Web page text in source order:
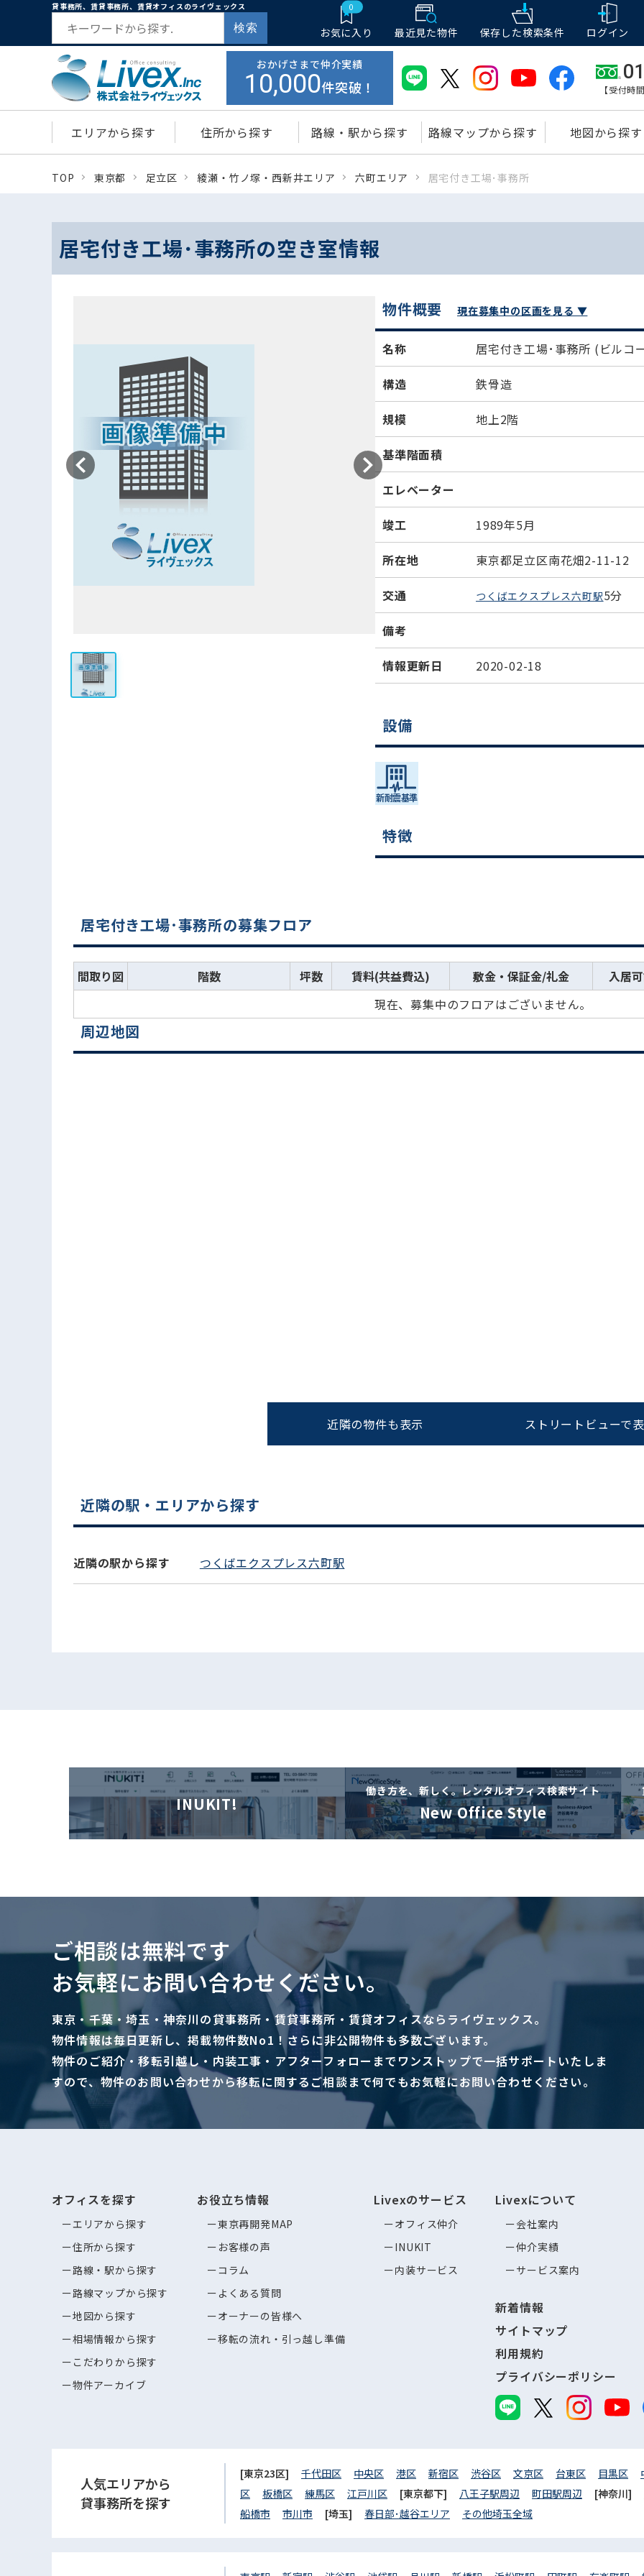
貸事務所、賃貸事務所、賃貸オフィスのライヴェックス
検索
0
お気に入り 最近見た物件 保存した検索条件 ログイン
おかげさまで仲介実績
10,000件突破！ 【受付時
エリアから探す 住所から探す 路線・駅から探す 路線マップから探す 地図から探す
TOP 東京都 足立区 綾瀬・竹ノ塚・西新井エリア 六町エリア 居宅付き工場･事務所
居宅付き工場･事務所の空き室情報
物件概要 現在募集中の区画を見る ▼
名称 居宅付き工場･事務所 (ビルコ
構造 鉄骨造
規模 地上2階
基準階面積
エレベーター
竣工 1989年5月
所在地 東京都足立区南花畑2-11-12
交通 つくばエクスプレス六町駅5分
備考
情報更新日 2020-02-18
設備
特徴
居宅付き工場･事務所の募集フロア
間取り図 階数 坪数 賃料(共益費込) 敷金・保証金/礼金 入居
現在、募集中のフロアはございません。
0120-620-213
平日 9:00〜18:00
周辺地図
近隣の物件も表示 ストリートビューで
近隣の駅・エリアから探す
近隣の駅から探す つくばエクスプレス六町駅
INUKIT!
働き方を、新しく。レンタルオフィス検索サイト
New Office Style
ご相談は無料です
お気軽にお問い合わせください。
東京・千葉・埼玉・神奈川の貸事務所・賃貸事務所・賃貸オフィスならライヴェックス。
物件情報は毎日更新し、掲載物件数No1！さらに非公開物件も多数ございます。
物件のご紹介・移転引越し・内装工事・アフターフォローまでワンストップで一括サポートいたしま
すので、物件のお問い合わせから移転に関するご相談まで何でもお気軽にお問い合わせください。
オフィスを探す
エリアから探す
住所から探す
路線・駅から探す
路線マップから探す
地図から探す
相場情報から探す
こだわりから探す
物件アーカイブ
お役立ち情報
東京再開発MAP
お客様の声
コラム
よくある質問
オーナーの皆様へ
移転の流れ・引っ越し準備
Livexのサービス
オフィス仲介
INUKIT
内装サービス
Livexについて
会社案内
仲介実績
サービス案内
新着情報
サイトマップ
利用規約
プライバシーポリシー
人気エリアから
貸事務所を探す
[東京23区] 千代田区 中央区 港区 新宿区 渋谷区 文京区 台東区 目黒区
区
板橋区 練馬区 江戸川区 [東京都下] 八王子駅周辺 町田駅周辺 [神奈川]
船橋市
市川市 [埼玉] 春日部･越谷エリア その他埼玉全域